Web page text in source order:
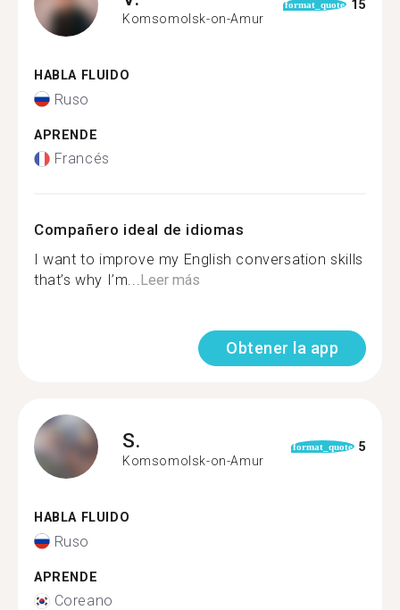
Komsomolsk-on-Amur
format_quote 15
HABLA FLUIDO
Ruso
APRENDE
Francés
Compañero ideal de idiomas
I want to improve my English conversation skills
that’s why I’m...Leer más
Obtener la app
S.
Komsomolsk-on-Amur
format_quote 5
HABLA FLUIDO
Ruso
APRENDE
Coreano